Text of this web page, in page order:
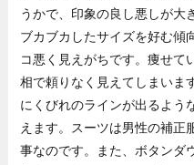
うかで、印象の良し悪しが大
ブカブカしたサイズを好む傾
コ悪く見えがちです。痩せて
相で頼りなく見えてしまいま
にくびれのラインが出るよう
えます。スーツは男性の補正
事なのです。また、ボタンダ